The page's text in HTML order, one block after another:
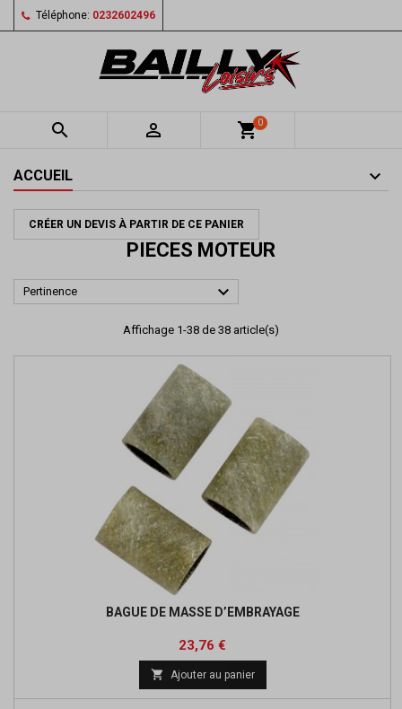
Téléphone: 0232602496
  shopping_cart0
ACCUEIL
CRÉER UN DEVIS À PARTIR DE CE PANIER
PIECES MOTEUR
Pertinence 
Affichage 1-38 de 38 article(s)
BAGUE DE MASSE D’EMBRAYAGE
Prix
23,76 €
base
 Ajouter au panier